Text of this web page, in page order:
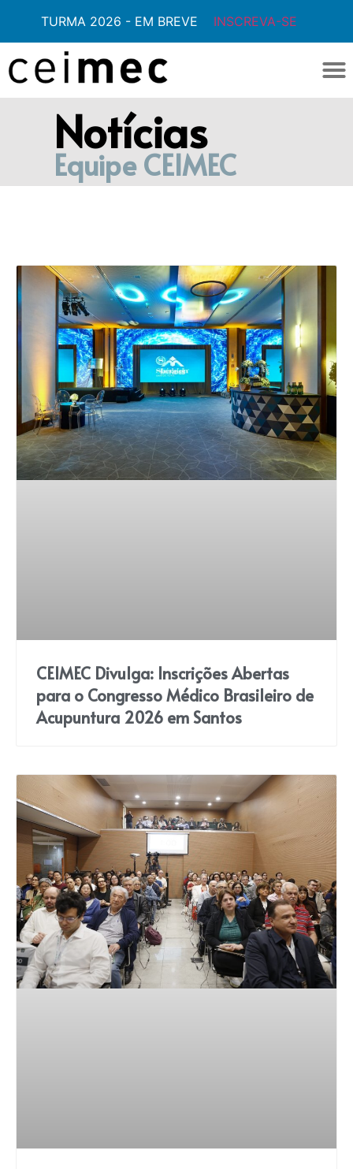
TURMA 2026 - EM BREVE INSCREVA-SE
Notícias
Equipe CEIMEC
CEIMEC Divulga: Inscrições Abertas
para o Congresso Médico Brasileiro de
Acupuntura 2026 em Santos